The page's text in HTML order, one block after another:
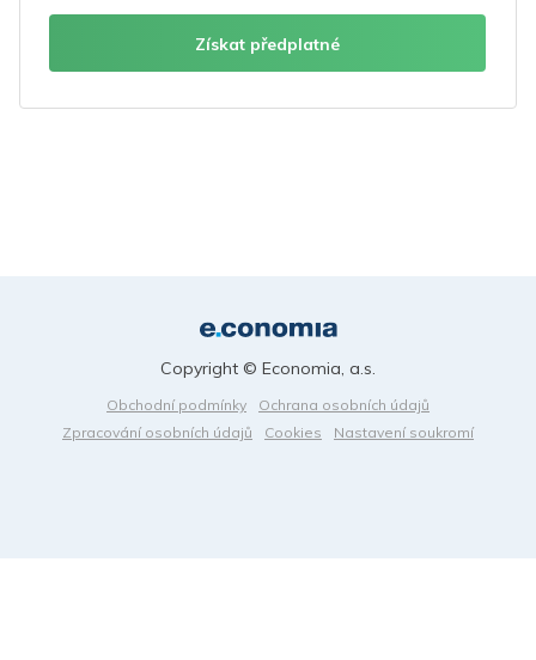
Získat předplatné
Obchodní podmínky
Ochrana osobních údajů
Zpracování osobních údajů
Cookies Nastavení soukromí
Copyright © Economia, a.s.